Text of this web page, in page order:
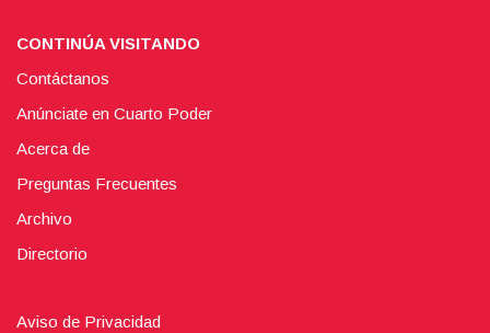
CONTINÚA VISITANDO
Contáctanos
Anúnciate en Cuarto Poder
Acerca de
Preguntas Frecuentes
Archivo
Directorio
Aviso de Privacidad